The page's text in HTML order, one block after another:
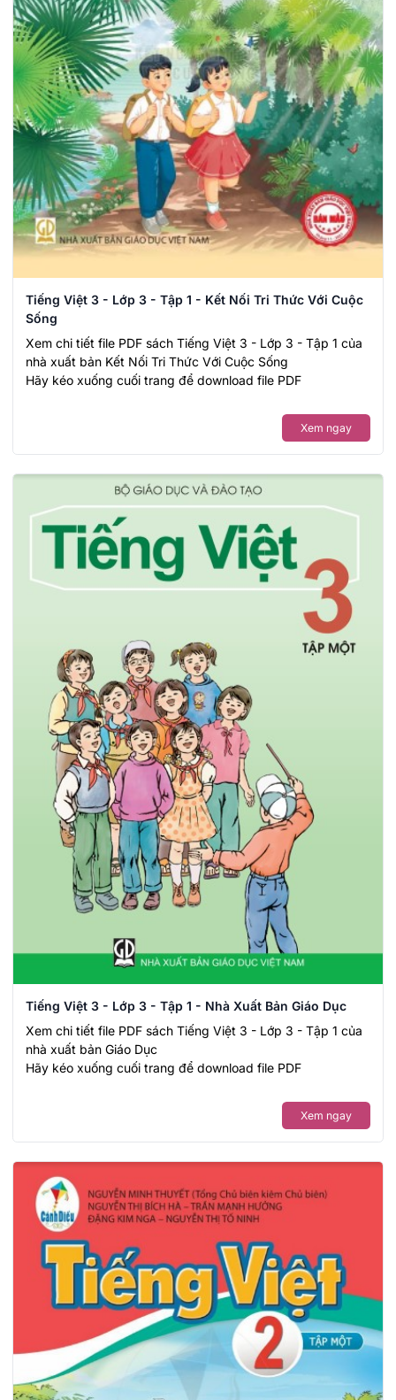
Tiếng Việt 3 - Lớp 3 - Tập 1 - Kết Nối Tri Thức Với Cuộc
Sống
Xem chi tiết file PDF sách Tiếng Việt 3 - Lớp 3 - Tập 1 của
nhà xuất bản Kết Nối Tri Thức Với Cuộc Sống
Hãy kéo xuống cuối trang để download file PDF
Xem ngay
Tiếng Việt 3 - Lớp 3 - Tập 1 - Nhà Xuất Bản Giáo Dục
Xem chi tiết file PDF sách Tiếng Việt 3 - Lớp 3 - Tập 1 của
nhà xuất bản Giáo Dục
Hãy kéo xuống cuối trang để download file PDF
Xem ngay